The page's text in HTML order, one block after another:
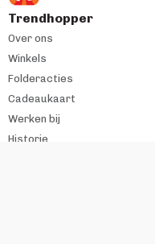
Trendhopper
Over ons
Winkels
Folderacties
Cadeaukaart
Werken bij
Historie